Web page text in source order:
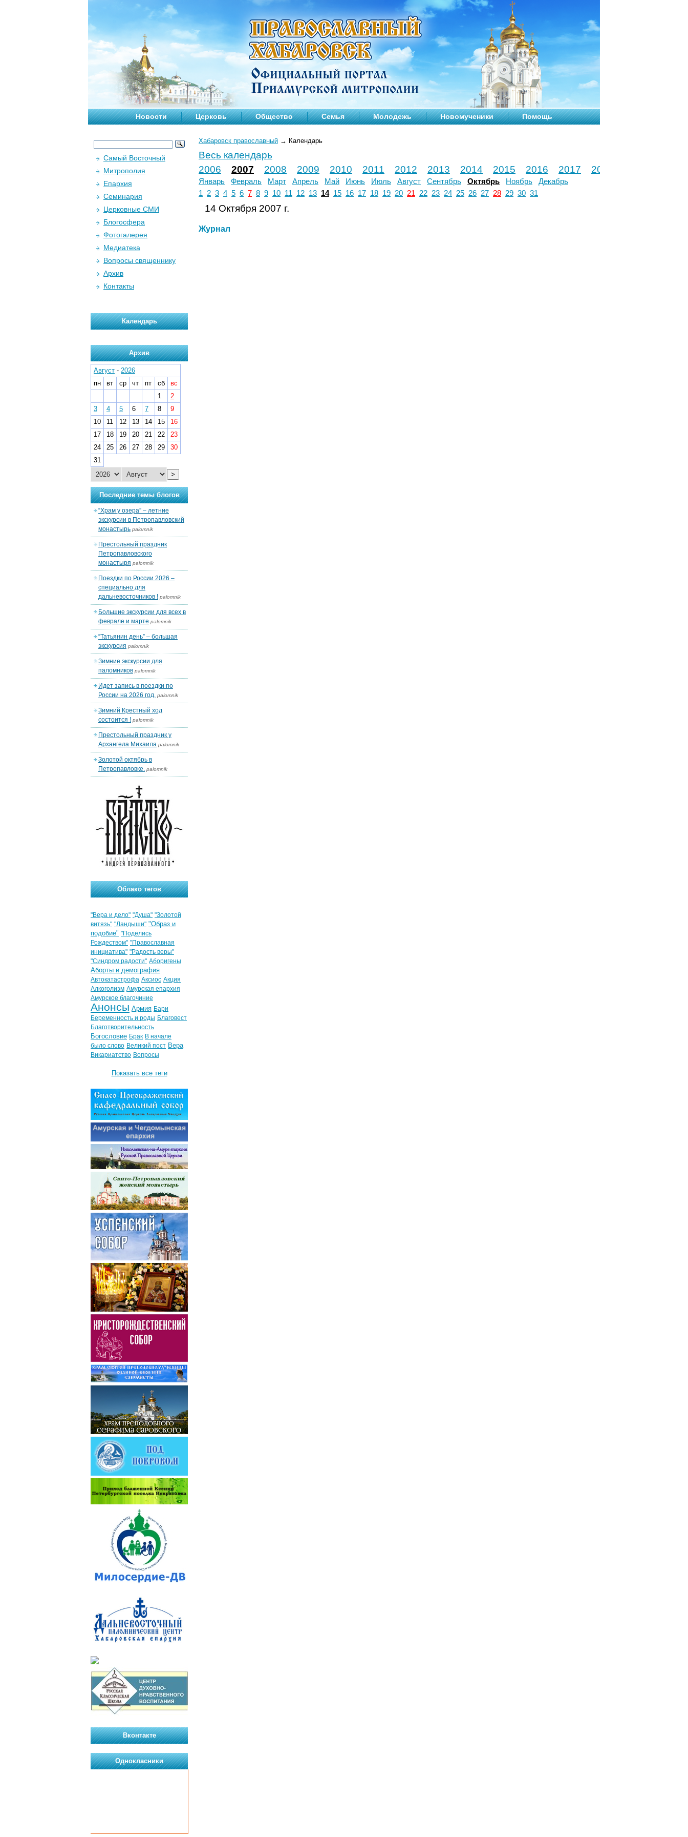
Новости Церковь Общество Семья Молодежь Новомученики Помощь
Хабаровск православный → Календарь
Весь календарь
2006
2007 2008 2009 2010 2011 2012 2013 2014 2015 2016 2017 2018
Январь Февраль Март Апрель Май Июнь Июль Август Сентябрь Октябрь Ноябрь
Декабрь
1
2 3 4 5 6 7 8 9 10 11 12 13 14 15 16 17 18 19 20 21 22 23 24 25 26 27 28 29 30 31
14 Октября 2007 г.
Журнал
Самый Восточный
Митрополия
Епархия
Семинария
Церковные СМИ
Блогосфера
Фотогалерея
Медиатека
Вопросы священнику
Архив
Контакты
Календарь
Архив
Август - 2026
пн
вт ср чт пт сб
вс
1
2
3
4 5 6 7 8
9
10
11 12 13 14 15
16
17
18 19 20 21 22
23
24
25 26 27 28 29
30
31
>
Последние темы блогов
“Храм у озера” – летние
экскурсии в Петропавловский
монастырь palomnik
Престольный праздник
Петропавловского
монастыря palomnik
Поездки по России 2026 –
специально для
дальневосточников ! palomnik
Большие экскурсии для всех в
феврале и марте palomnik
“Татьянин день” – большая
экскурсия palomnik
Зимние экскурсии для
паломников palomnik
Идет запись в поездки по
России на 2026 год. palomnik
Зимний Крестный ход
состоится ! palomnik
Престольный праздник у
Архангела Михаила palomnik
Золотой октябрь в
Петропавловке. palomnik
Облако тегов
"Вера и дело" "Душа" "Золотой
витязь" "Ландыши" "Образ и
подобие" "Поделись
Рождеством" "Православная
инициатива" "Радость веры"
"Синдром радости" Аборигены
Аборты и демография
Автокатастрофа Аксиос Акция
Алкоголизм Амурская епархия
Амурское благочиние
Анонсы Армия Бари
Беременность и роды Благовест
Благотворительность
Богословие Брак В начале
было слово Великий пост Вера
Викариатство Вопросы
Показать все теги
Вконтакте
Однокласники